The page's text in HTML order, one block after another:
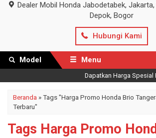
Dealer Mobil Honda Jabodetabek,
Depok, Bogor
Hubungi Kami
Model Menu
Dapatkan Harga Spesial
Beranda »Tags "Harga Promo Honda Brio
Terbaru"
Tags Harga Promo